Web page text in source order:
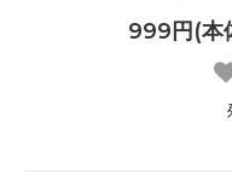
999円(本